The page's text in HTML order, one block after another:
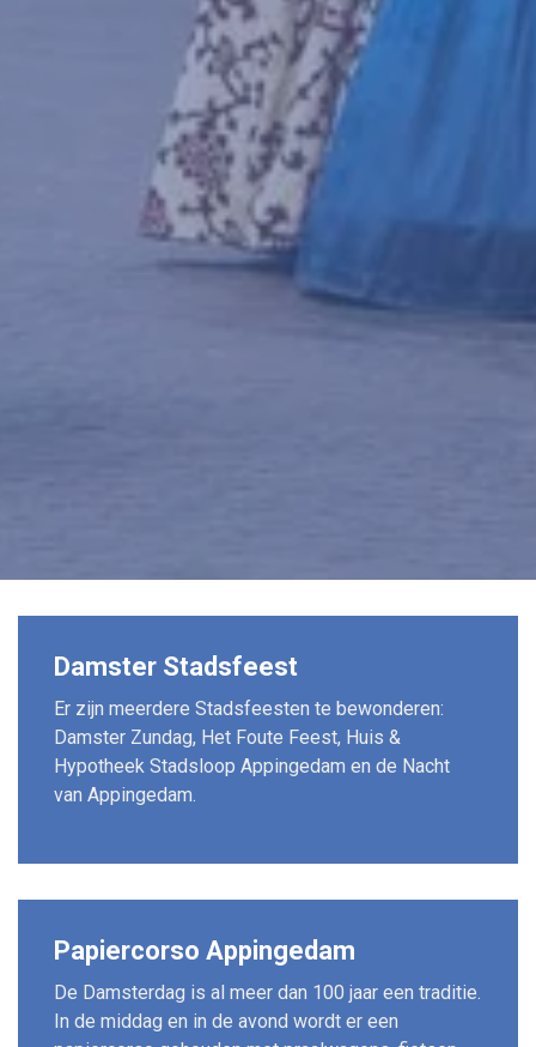
Damster Stadsfeest
Er zijn meerdere Stadsfeesten te bewonderen:
Damster Zundag, Het Foute Feest, Huis &
Hypotheek Stadsloop Appingedam en de Nacht
van Appingedam.
Papiercorso Appingedam
De Damsterdag is al meer dan 100 jaar een traditie.
In de middag en in de avond wordt er een